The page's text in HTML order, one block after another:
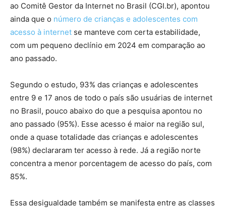
ao Comitê Gestor da Internet no Brasil (CGI.br), apontou
ainda que o número de crianças e adolescentes com
acesso à internet se manteve com certa estabilidade,
com um pequeno declínio em 2024 em comparação ao
ano passado.
Segundo o estudo, 93% das crianças e adolescentes
entre 9 e 17 anos de todo o país são usuárias de internet
no Brasil, pouco abaixo do que a pesquisa apontou no
ano passado (95%). Esse acesso é maior na região sul,
onde a quase totalidade das crianças e adolescentes
(98%) declararam ter acesso à rede. Já a região norte
concentra a menor porcentagem de acesso do país, com
85%.
Essa desigualdade também se manifesta entre as classes